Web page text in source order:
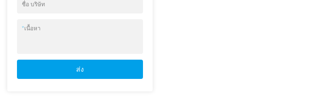
ชื่อ บริษัท
*เนื้อหา
ส่ง